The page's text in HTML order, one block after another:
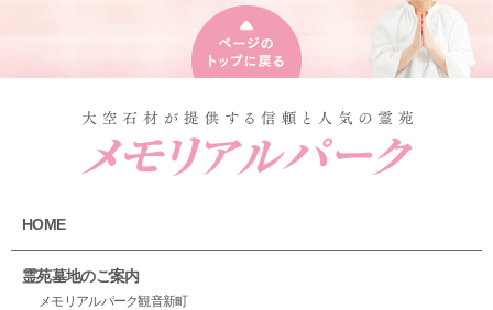
HOME
霊苑墓地のご案内
メモリアルパーク観音新町